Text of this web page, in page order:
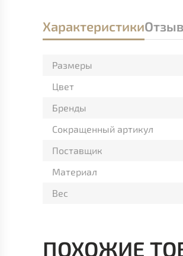
Характеристики
Размеры
Цвет
Бренды
Сокращенный артикул
Поставщик
Материал
Вес
ПОХОЖИЕ